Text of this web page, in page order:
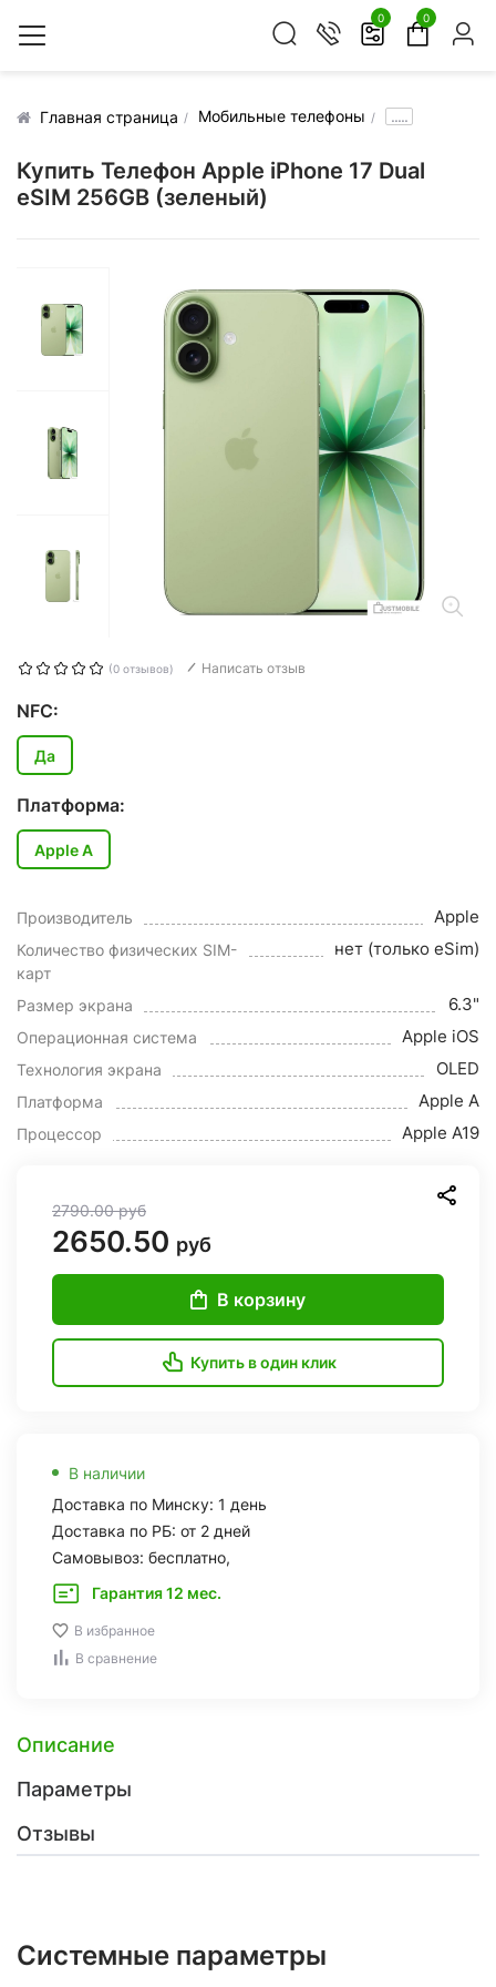
0 0
Главная страница Мобильные телефоны .....
Купить Телефон Apple iPhone 17 Dual
eSIM 256GB (зеленый)
(0 отзывов) Написать отзыв
NFC:
Да
Платформа:
Apple A
Производитель Apple
Количество физических SIM-
карт
нет (только eSim)
Размер экрана 6.3"
Операционная система Apple iOS
Технология экрана OLED
Платформа Apple A
Процессор Apple A19
2790.00руб
2650.50 руб
В корзину
Купить в один клик
В наличии
Доставка по Минску: 1 день
Доставка по РБ: от 2 дней
Самовывоз: бесплатно,
Гарантия 12 мес.
В избранное
В сравнение
Описание
Параметры
Отзывы
Системные параметры